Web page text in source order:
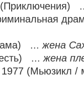
(Приключения)
... жена
... жена
1977 (Мьюзикл